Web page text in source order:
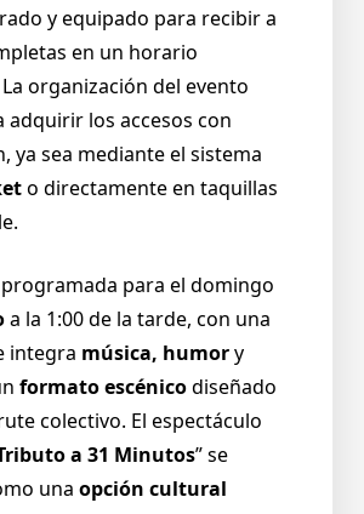
y equipado para recibir a
en un horario
organización del evento
adquirir los accesos con
ya sea mediante el sistema
o directamente en taquillas
programada para el domingo
a la 1:00 de la tarde, con una
integra música, humory
formato escénicodiseñado
colectivo. El espectáculo
a 31 Minutos” se
una opción cultural